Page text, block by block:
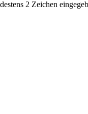
2 Zeichen